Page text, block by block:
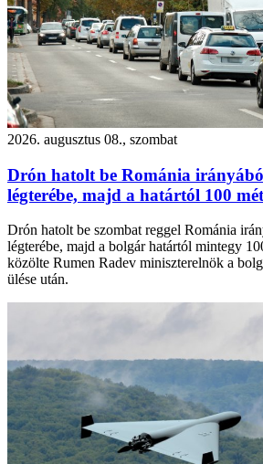
2026. augusztus 08., szombat
Drón hatolt be Románia
légterébe, majd a határtól 100
Drón hatolt be szombat reggel Románia
légterébe, majd a bolgár határtól mintegy
közölte Rumen Radev miniszterelnök a
ülése után.